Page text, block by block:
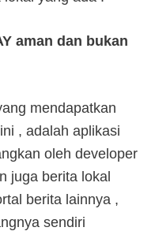
aman dan bukan
mendapatkan
, adalah aplikasi
oleh developer
juga berita lokal
berita lainnya ,
sendiri